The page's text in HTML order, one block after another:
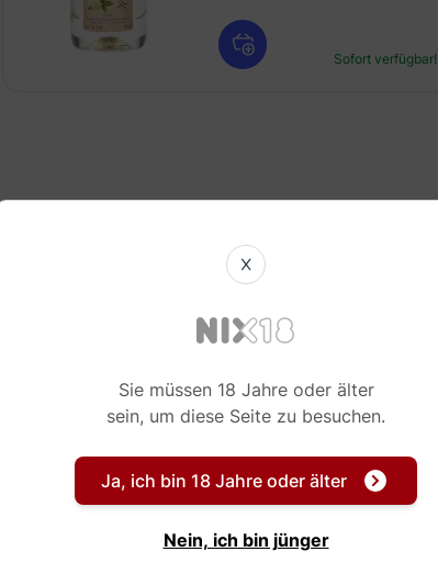
Sofort verfügbar!
X
Sie müssen 18 Jahre oder älter
sein, um diese Seite zu besuchen.
Ja, ich bin 18 Jahre oder älter
Nein, ich bin jünger